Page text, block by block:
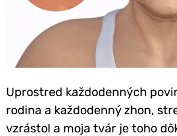
Uprostred každodenných
rodina a každodenný zhon,
vzrástol a moja tvár je toho